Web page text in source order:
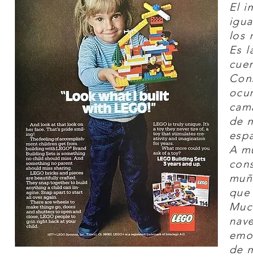
El
los
Es
de
A
de